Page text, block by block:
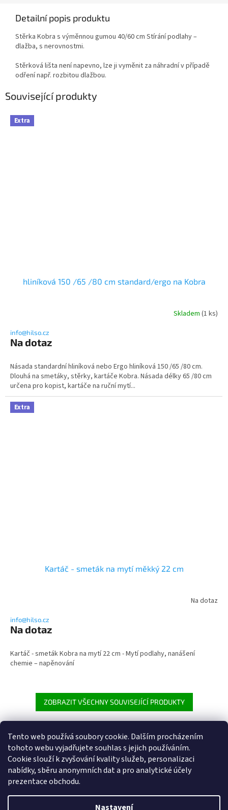
Tento web používá soubory cookie. Dalším procházením
tohoto webu vyjadřujete souhlas s jejich používáním.
Cookieslouží k zvyšování kvality služeb, personalizaci
nabídky, sběru anonymních dat a pro analytické účely
prezentace obchodu.
Nastavení
Detailní popis produktu
Stěrka Kobra s výměnnou gumou 40/60 cm Stírání podlahy –
dlažba, s nerovnostmi.
Stěrková lišta není napevno, lze ji vyměnit za náhradní v případě
odření např. rozbitou dlažbou.
Související produkty
Extra
hliníková 150 /65 /80 cm standard/ergo na Kobra
Skladem (1 ks)
info@hilso.cz
Na dotaz
Násada standardní hliníková nebo Ergo hliníková 150 /65 /80 cm.
Dlouhá na smetáky, stěrky, kartáče Kobra. Násada délky 65 /80 cm
určena pro kopist, kartáče na ruční mytí...
Extra
Kartáč - smeták na mytí měkký 22 cm
Na dotaz
info@hilso.cz
Na dotaz
Kartáč - smeták Kobra na mytí 22 cm - Mytí podlahy, nanášení
chemie – napěnování
ZOBRAZIT VŠECHNY SOUVISEJÍCÍ PRODUKTY
Heureka.cz